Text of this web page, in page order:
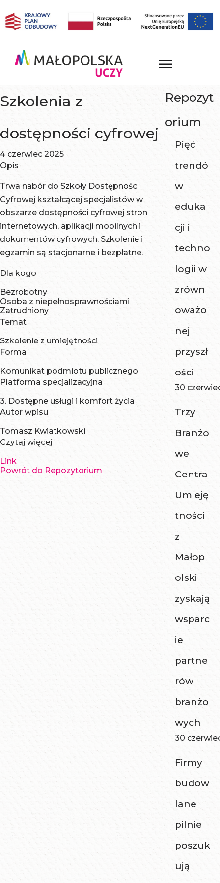
Szkolenia z
dostępności cyfrowej
4 czerwiec 2025
Opis
Trwa nabór do Szkoły Dostępności
Cyfrowej kształcącej specjalistów w
obszarze dostępności cyfrowej stron
internetowych, aplikacji mobilnych i
dokumentów cyfrowych. Szkolenie i
egzamin są stacjonarne i bezpłatne.
Dla kogo
Bezrobotny
Osoba z niepełnosprawnościami
Zatrudniony
Temat
Szkolenie z umiejętności
Forma
Komunikat podmiotu publicznego
Platforma specjalizacyjna
3. Dostępne usługi i komfort życia
Autor wpisu
Tomasz Kwiatkowski
Czytaj więcej
Link
Powrót do Repozytorium
Repozyt
orium
Pięć
trendó
w
eduka
cji i
techno
logii w
zrówn
oważo
nej
przyszł
ości
30
Trzy
Branżo
we
Centra
Umieję
tności
z
Małop
olski
zyskają
wsparc
ie
partne
rów
branżo
wych
30
Firmy
budow
lane
pilnie
poszuk
ują